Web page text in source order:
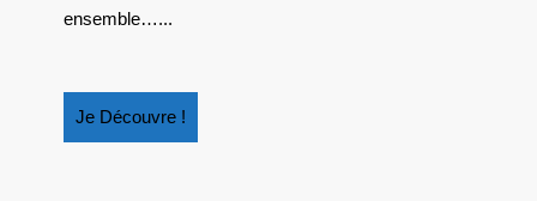
ensemble…...
Je Découvre !
Découvre